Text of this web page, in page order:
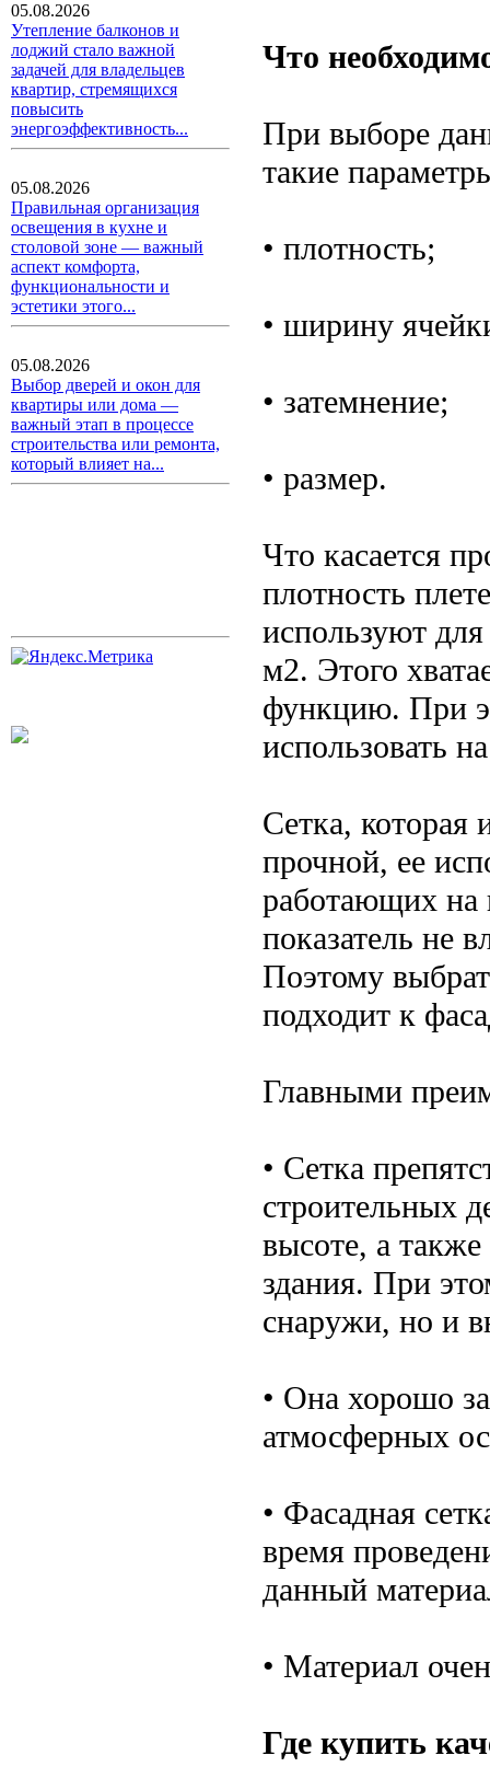
05.08.2026
Утепление балконов и
лоджий стало важной
задачей для владельцев
квартир, стремящихся
повысить
энергоэффективность...
05.08.2026
Правильная организация
освещения в кухне и
столовой зоне — важный
аспект комфорта,
функциональности и
эстетики этого...
05.08.2026
Выбор дверей и окон для
квартиры или дома —
важный этап в процессе
строительства или ремонта,
который влияет на...
Что
При выборе
такие
• плотность;
• ширину
• затемнение;
• размер.
Что касается
плотность
используют
м2. Этого
функцию. При
использовать
Сетка, которая
прочной, ее
работающих на
показатель не
Поэтому
подходит к
Главными
• Сетка
строительных
высоте, а
здания. При
снаружи, но и
• Она хорошо
атмосферных
• Фасадная
время
данный
• Материал
Где купить